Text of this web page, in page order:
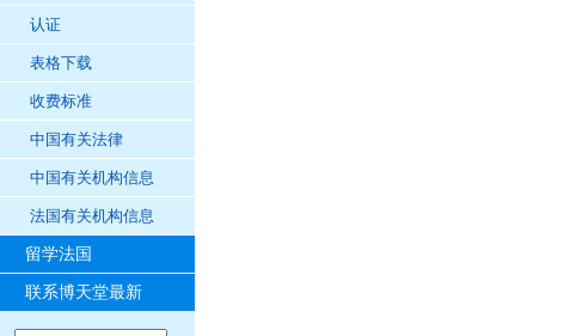
认证
表格下载
收费标准
中国有关法律
中国有关机构信息
法国有关机构信息
留学法国
联系博天堂最新